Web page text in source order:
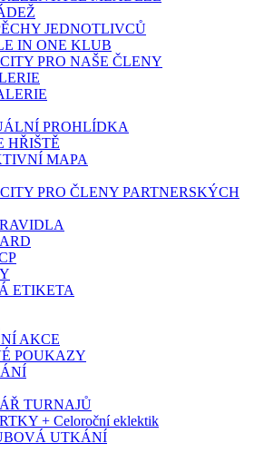
JEDNOTLIVCŮ
IN ONE KLUB
PRO NAŠE ČLENY
PROHLÍDKA
HŘIŠTĚ
MAPA
PRO ČLENY PARTNERSKÝCH
ETIKETA
AKCE
POUKAZY
TURNAJŮ
+ Celoroční eklektik
UTKÁNÍ